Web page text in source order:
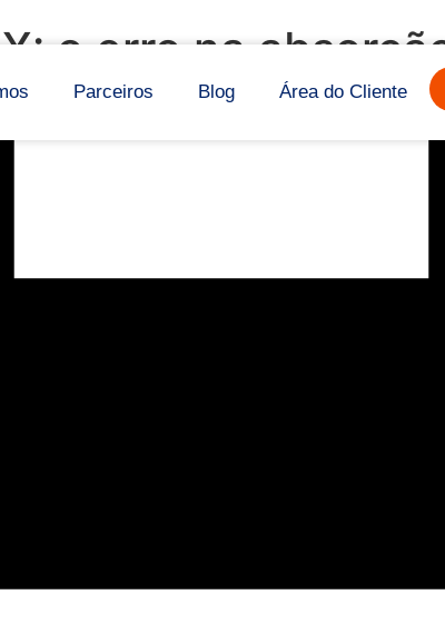
Parceiros Blog Área do Cliente
o erro na